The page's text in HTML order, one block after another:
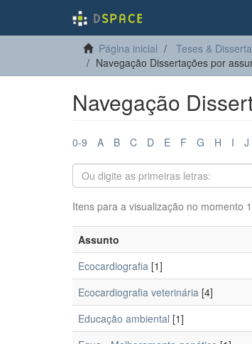
Página inicial Teses &
Navegação Dissertações por
Navegação
0-9 A B C D E F G H I J
Itens para a visualização no momento
Assunto
Ecocardiografia [1]
Ecocardiografia veterinária [4]
Educação ambiental [1]